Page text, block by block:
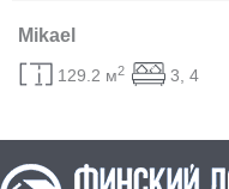
Mikael
129.2 м2 3, 4